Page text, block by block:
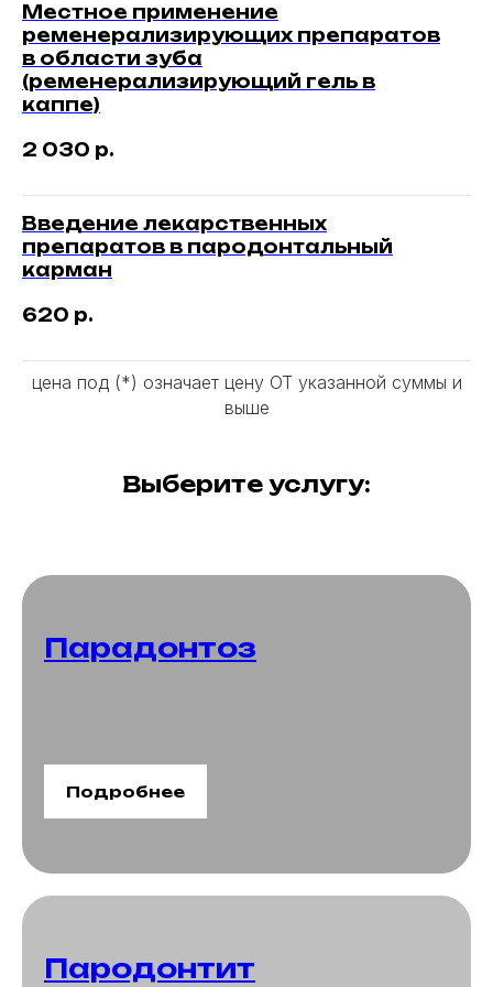
Местное применение
ременерализирующих препаратов
в области зуба
(ременерализирующий гель в
каппе)
2 030 р.
Введение лекарственных
препаратов в пародонтальный
карман
620 р.
цена под (*) означает цену ОТ указанной суммы и
выше
Выберите услугу:
Парадонтоз
Подробнее
Пародонтит